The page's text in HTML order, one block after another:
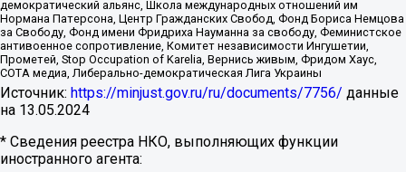
демократический альянс, Школа международных отношений им
Нормана Патерсона, Центр Гражданских Свобод, Фонд Бориса Немцова
за Свободу, Фонд имени Фридриха Науманна за свободу, Феминистское
антивоенное сопротивление, Комитет независимости Ингушетии,
Прометей, Stop Occupation of Karelia, Вернись живым, Фридом Хаус,
СОТА медиа, Либерально-демократическая Лига Украины
Источник: https://minjust.gov.ru/ru/documents/7756/ данные
на 13.05.2024
* Сведения реестра НКО, выполняющих функции
иностранного агента: